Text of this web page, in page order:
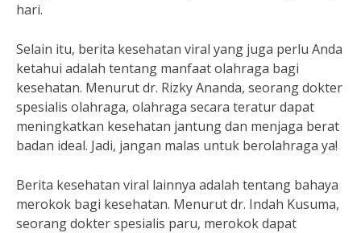
hari.
Selain itu, berita kesehatan viral yang juga perlu Anda
ketahui adalah tentang manfaat olahraga bagi
kesehatan. Menurut dr. Rizky Ananda, seorang dokter
spesialis olahraga, olahraga secara teratur dapat
meningkatkan kesehatan jantung dan menjaga berat
badan ideal. Jadi, jangan malas untuk berolahraga ya!
Berita kesehatan viral lainnya adalah tentang bahaya
merokok bagi kesehatan. Menurut dr. Indah Kusuma,
seorang dokter spesialis paru, merokok dapat